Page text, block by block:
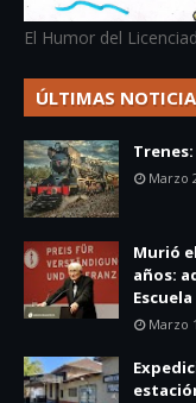
El Humor del
ÚLTIMAS
Marzo
Murió
años:
Marzo